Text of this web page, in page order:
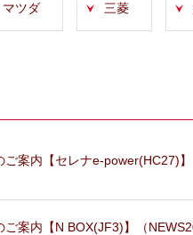
マツダ 三菱
ご案内【セレナe-power(HC27)
ご案内【N BOX(JF3)】（